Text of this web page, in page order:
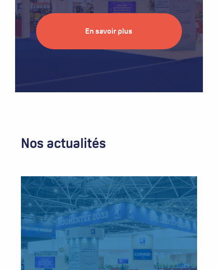
En savoir plus
Nos actualités